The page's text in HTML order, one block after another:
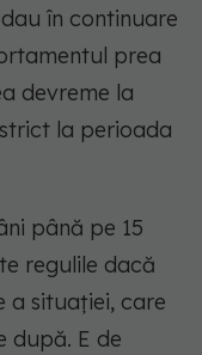
în continuare
prea
devreme la
la perioada
până pe 15
regulile dacă
a situației, care
după. E de